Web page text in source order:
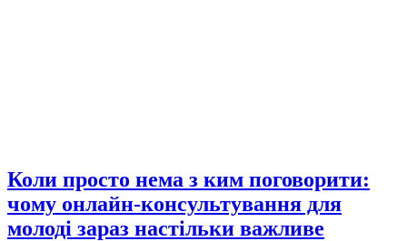
Коли просто нема з ким поговорити:
чому онлайн-консультування для
молоді зараз настільки важливе